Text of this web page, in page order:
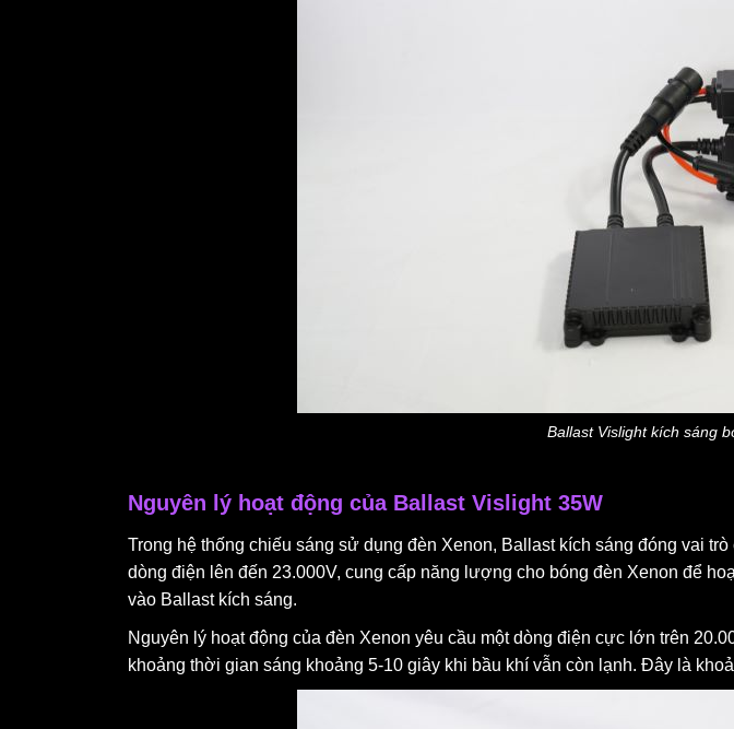
Ballast Vislight kích sáng
Nguyên lý hoạt động của Ballast Vislight 35W
Trong hệ thống chiếu sáng sử dụng đèn Xenon, Ballast kích sáng đóng vai
dòng điện lên đến 23.000V, cung cấp năng lượng cho bóng đèn Xenon để
vào Ballast kích sáng.
Nguyên lý hoạt động của đèn Xenon yêu cầu một dòng điện cực lớn trên
khoảng thời gian sáng khoảng 5-10 giây khi bầu khí vẫn còn lạnh. Đây là